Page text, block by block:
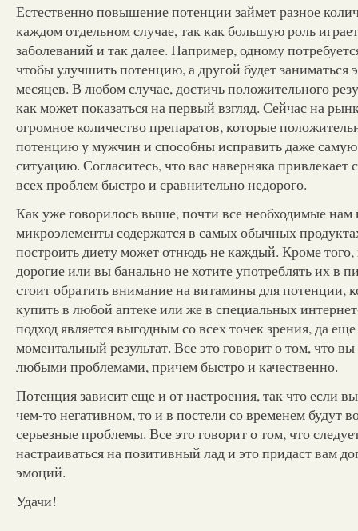
Естественно повышение потенции займет разное
каждом отдельном случае, так как большую роль
заболеваний и так далее. Например, одному
чтобы улучшить потенцию, а другой будет заниматься
месяцев. В любом случае, достичь положительного
как может показаться на первый взгляд. Сейчас на
огромное количество препаратов, которые
потенцию у мужчин и способны исправить даже
ситуацию. Согласитесь, что вас наверняка привлекает
всех проблем быстро и сравнительно недорого.
Как уже говорилось выше, почти все необходимые
микроэлементы содержатся в самых обычных
построить диету может отнюдь не каждый. Кроме
дорогие или вы банально не хотите употреблять их в
стоит обратить внимание на витамины для потенции,
купить в любой аптеке или же в специальных
подход является выгодным со всех точек зрения, да
моментальный результат. Все это говорит о том, что
любыми проблемами, причем быстро и качественно.
Потенция зависит еще и от настроения, так что если
чем-то негативном, то и в постели со временем будут
серьезные проблемы. Все это говорит о том, что
настраиваться на позитивный лад и это придаст вам
эмоций.
Удачи!